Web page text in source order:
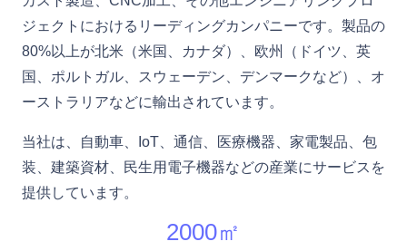
ジェクトにおけるリーディングカンパニーです。製品の
80%以上が北米（米国、カナダ）、欧州（ドイツ、英
国、ポルトガル、スウェーデン、デンマークなど）、オ
ーストラリアなどに輸出されています。
当社は、自動車、IoT、通信、医療機器、家電製品、包
装、建築資材、民生用電子機器などの産業にサービスを
提供しています。
2000㎡